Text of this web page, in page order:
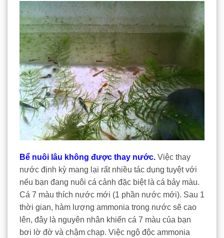
Bể nuôi lâu không được thay nước. Việc thay
nước định kỳ mang lại rất nhiều tác dụng tuyệt với
nếu bạn đang nuôi cá cảnh đặc biệt là cá bảy màu.
Cá 7 màu thích nước mới (1 phần nước mới). Sau 1
thời gian, hàm lượng ammonia trong nước sẽ cao
lên, đây là nguyên nhân khiến cá 7 màu của bạn
bơi lờ đờ và chậm chạp. Việc ngộ độc ammonia